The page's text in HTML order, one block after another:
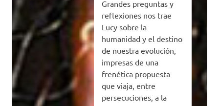
Grandes preguntas y
reflexiones nos trae
Lucy sobre la
humanidad y el destino
de nuestra evolución,
impresas de una
frenética propuesta
que viaja, entre
persecuciones, a la